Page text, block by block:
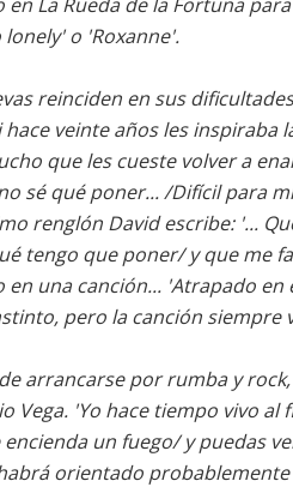
o 'Roxanne'.
reinciden en sus
veinte años les inspiraba
que les cueste volver a
sé qué poner... /Difícil para
renglón David escribe: '...
tengo que poner/ y que me
una canción... 'Atrapado
pero la canción siempre
arrancarse por rumba y
Vega. 'Yo hace tiempo vivo
un fuego/ y puedas
orientado